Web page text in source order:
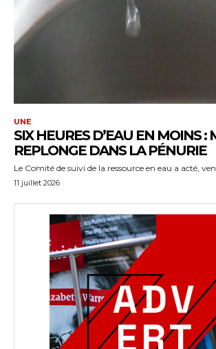
UNE
SIX HEURES D’EAU EN MOINS :
REPLONGE DANS LA PÉNURIE
Le Comité de suivi de la ressource en eau a acté,
11 juillet 2026